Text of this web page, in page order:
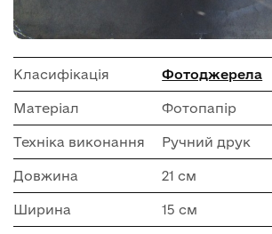
Класифікація Фотоджерела
Матеріал Фотопапір
Техніка виконання Ручний друк
Довжина 21 см
Ширина 15 см